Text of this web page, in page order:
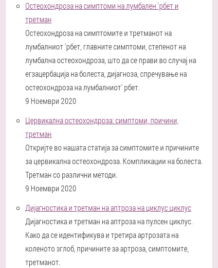
Остеохондроза на симптоми на лумбален 'рбет и
третман
Остеохондроза на симптомите и третманот на
лумбалниот 'рбет, главните симптоми, степенот на
лумбална остеохондроза, што да се прави во случај на
егзацербација на болеста, дијагноза, спречување на
остеохондроза на лумбалниот' рбет.
9 Ноември 2020
Цервикална остеохондроза: симптоми, причини,
третман
Откријте во нашата статија за симптомите и причините
за цервикална остеохондроза. Компликации на болеста.
Третман со различни методи.
9 Ноември 2020
Дијагностика и третман на аптроза на циклус циклус
Дијагностика и третман на аптроза на пулсен циклус.
Како да се идентификува и третира артрозата на
коленото зглоб, причините за артроза, симптомите,
третманот.